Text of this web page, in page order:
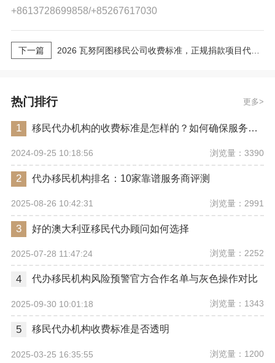
+8613728699858/+85267617030
下一篇 2026 瓦努阿图移民公司收费标准，正规捐款项目代办机构费用明细
热门排行 更多
1 移民代办机构的收费标准是怎样的？如何确保服务质量？
2024-09-25 10:18:56 浏览量：3390
2 代办移民机构排名：10家靠谱服务商评测
2025-08-26 10:42:31 浏览量：2991
3 好的澳大利亚移民代办顾问如何选择
2025-07-28 11:47:24 浏览量：2252
4 代办移民机构风险预警官方合作名单与灰色操作对比
2025-09-30 10:01:18 浏览量：1343
5 移民代办机构收费标准是否透明
2025-03-25 16:35:55 浏览量：1200